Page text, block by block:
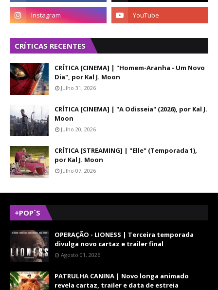
CRÍTICAS RECENTES
CRÍTICA [CINEMA] | "Homem-Aranha - Um Novo
Dia", por Kal J. Moon
Julho 31, 2026
CRÍTICA [CINEMA] | "A Odisseia" (2026), por Kal J.
Moon
Julho 20, 2026
CRÍTICA [STREAMING] | "Elle" (Temporada 1),
por Kal J. Moon
Julho 07, 2026
+POP´S
OPERAÇÃO - LIONESS | Terceira temporada
divulga novo cartaz e trailer final
Agosto 01, 2026
PATRULHA CANINA | Novo longa animado
revela cartaz, trailer e data de estreia